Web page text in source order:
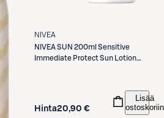
NIVEA
NIVEASUN 200ml Sensitive
Immediate Protect Sun Lotion
Hinta20,90 €
Lisää
ostoskoriin